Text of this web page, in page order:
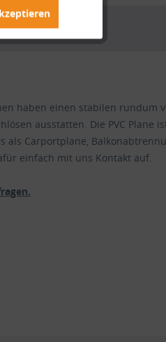
haben einen stabilen rundum
ausstatten. Die PVC Plane
als Carportplane,
einfach mit uns Kontakt auf.